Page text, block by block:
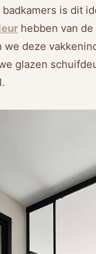
is dit
hebben van
we deze
glazen